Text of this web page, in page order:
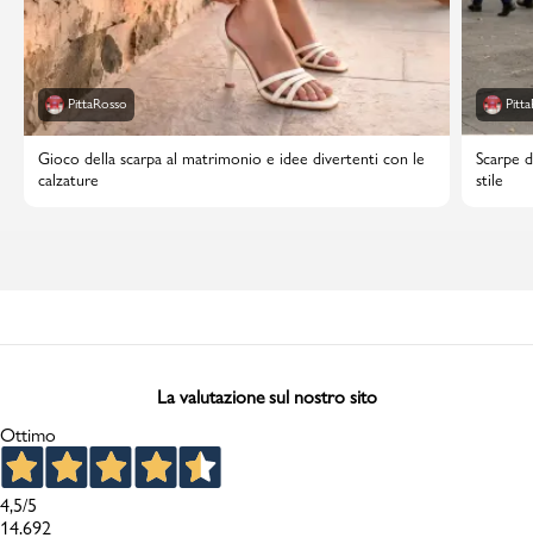
PittaRosso
Gioco della scarpa al matrimonio e idee divertenti con le
calzature
Scarpe
stile
La valutazione sul nostro sito
Ottimo
4,5/5
14.692